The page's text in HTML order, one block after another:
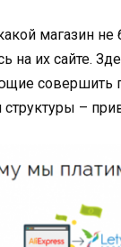
магазин не
на их сайте.
совершить
–